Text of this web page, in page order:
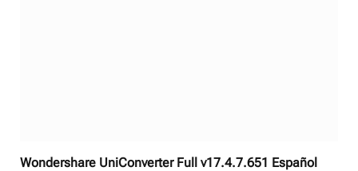
Wondershare UniConverter Full v17.4.7.651 Español